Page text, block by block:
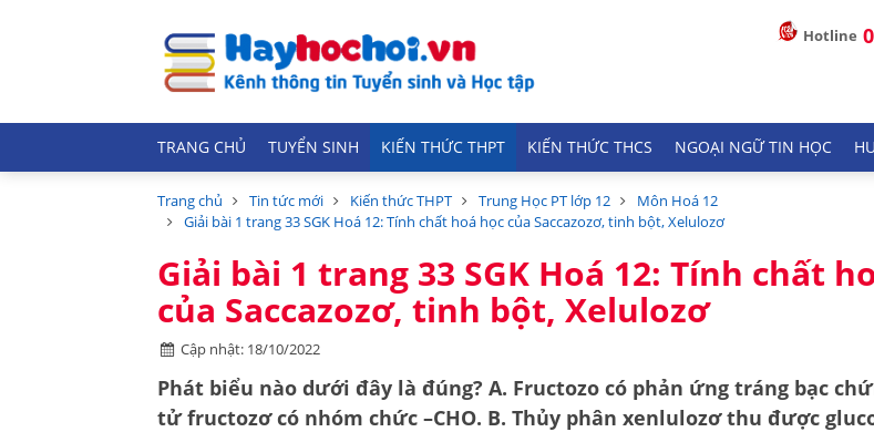
Hotline
TRANG CHỦ TUYỂN SINH KIẾN THỨC THPT KIẾN THỨC THCS NGOẠI NGỮ TIN HỌC
Trang chủ Tin tức mới Kiến thức THPT Trung Học PT lớp 12
Môn Hoá 12
Giải bài 1 trang 33 SGK Hoá 12: Tính chất hoá học của Saccazozơ, tinh bột, Xelulozơ
Giải bài 1 trang 33 SGK Hoá 12: Tính chất
của Saccazozơ, tinh bột, Xelulozơ
Cập nhật: 18/10/2022
Phát biểu nào dưới đây là đúng? A. Fructozo có phản ứng tráng bạc
tử fructozơ có nhóm chức –CHO. B. Thủy phân xenlulozơ thu được